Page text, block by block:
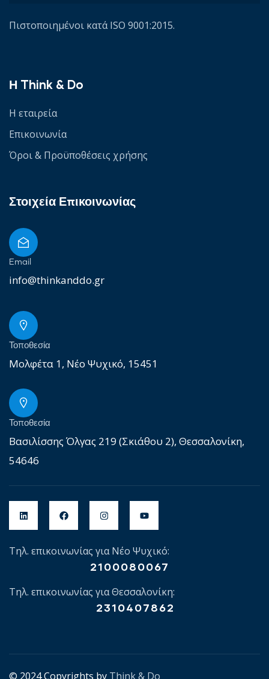
Πιστοποιημένοι κατά ISO 9001:2015.
Η Think & Do
Η εταιρεία
Επικοινωνία
Όροι & Προϋποθέσεις χρήσης
Στοιχεία Επικοινωνίας
Email
info@thinkanddo.gr
Τοποθεσία
Μολφέτα 1, Νέο Ψυχικό, 15451
Τοποθεσία
Βασιλίσσης Όλγας 219 (Σκιάθου 2), Θεσσαλονίκη,
54646
Τηλ. επικοινωνίας για Νέο Ψυχικό:
2100080067
Τηλ. επικοινωνίας για Θεσσαλονίκη:
2310407862
© 2024 Copyrights by Think & Do